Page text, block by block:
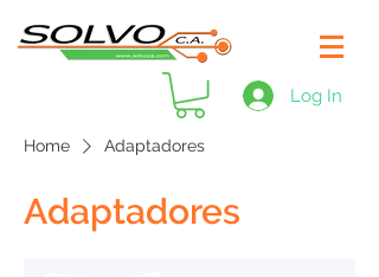
Log In
Home Adaptadores
Adaptadores